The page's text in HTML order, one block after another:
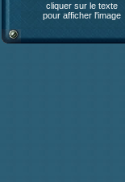
cliquer sur le texte
pour afficher l'image